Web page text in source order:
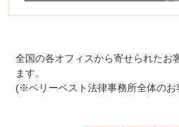
全国の各オフィスから寄せられたお
ます。
(※ベリーベスト法律事務所全体のお